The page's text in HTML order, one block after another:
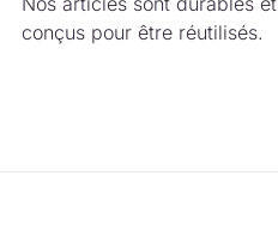
conçus pour être réutilisés.